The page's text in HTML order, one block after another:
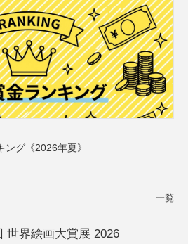
グ《2026年夏》
一覧
世界絵画大賞展 2026